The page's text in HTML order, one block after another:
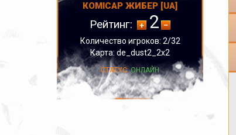
КОМІСАР ЖИБЕР [UA]
Рейтинг: 2
Количество игроков: 2/32
Карта: de_dust2_2x2
СТАТУС: ОНЛАЙН